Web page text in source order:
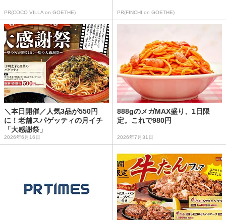
PR(COCO VILLA on GOETHE) PR(FINCHI on GOETHE)
＼本日開催／人気3品が550円
に！老舗スパゲッティの月イチ
「大感謝祭」
2026年6月16日
888gのメガMAX盛り、1日限
定。これで980円
2026年7月31日